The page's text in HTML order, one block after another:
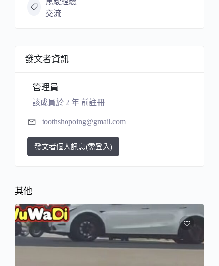
駕駛經驗
交流
發文者資訊
管理員
該成員於 2 年 前註冊
toothshopoing@gmail.com
發文者個人訊息(需登入)
其他